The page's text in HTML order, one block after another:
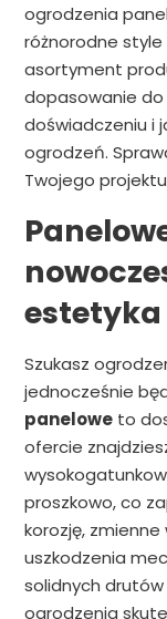
ogrodzenia
różnorodne
asortyment
dopasowanie do
doświadczeniu i
ogrodzeń.
Twojego
estetyka
Szukasz
jednocześnie
paneloweto
ofercie
proszkowo, co
korozję,
uszkodzenia
solidnych drutów
ogrodzenia